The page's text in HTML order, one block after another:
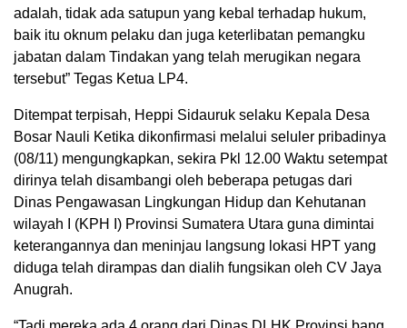
adalah, tidak ada satupun yang kebal terhadap hukum,
baik itu oknum pelaku dan juga keterlibatan pemangku
jabatan dalam Tindakan yang telah merugikan negara
tersebut” Tegas Ketua LP4.
Ditempat terpisah, Heppi Sidauruk selaku Kepala Desa
Bosar Nauli Ketika dikonfirmasi melalui seluler pribadinya
(08/11) mengungkapkan, sekira Pkl 12.00 Waktu setempat
dirinya telah disambangi oleh beberapa petugas dari
Dinas Pengawasan Lingkungan Hidup dan Kehutanan
wilayah I (KPH I) Provinsi Sumatera Utara guna dimintai
keterangannya dan meninjau langsung lokasi HPT yang
diduga telah dirampas dan dialih fungsikan oleh CV Jaya
Anugrah.